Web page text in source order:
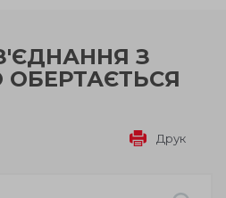
З
Друк